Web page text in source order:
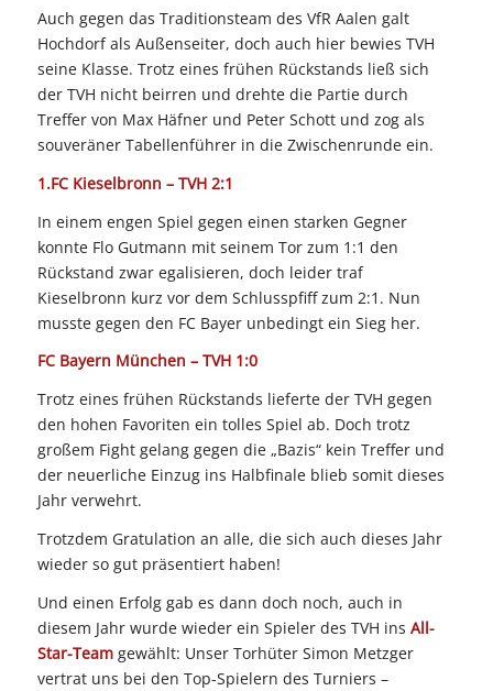
Auch gegen das Traditionsteam des VfR Aalen galt
Hochdorf als Außenseiter, doch auch hier bewies TVH
seine Klasse. Trotz eines frühen Rückstands ließ sich
der TVH nicht beirren und drehte die Partie durch
Treffer von Max Häfner und Peter Schott und zog als
souveräner Tabellenführer in die Zwischenrunde ein.
1.FC Kieselbronn – TVH 2:1
In einem engen Spiel gegen einen starken Gegner
konnte Flo Gutmann mit seinem Tor zum 1:1 den
Rückstand zwar egalisieren, doch leider traf
Kieselbronn kurz vor dem Schlusspfiff zum 2:1. Nun
musste gegen den FC Bayer unbedingt ein Sieg her.
FC Bayern München – TVH 1:0
Trotz eines frühen Rückstands lieferte der TVH gegen
den hohen Favoriten ein tolles Spiel ab. Doch trotz
großem Fight gelang gegen die „Bazis“ kein Treffer und
der neuerliche Einzug ins Halbfinale blieb somit dieses
Jahr verwehrt.
Trotzdem Gratulation an alle, die sich auch dieses Jahr
wieder so gut präsentiert haben!
Und einen Erfolg gab es dann doch noch, auch in
diesem Jahr wurde wieder ein Spieler des TVH ins All-
Star-Team gewählt: Unser Torhüter Simon Metzger
vertrat uns bei den Top-Spielern des Turniers –